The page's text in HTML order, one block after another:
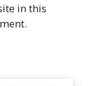
in this